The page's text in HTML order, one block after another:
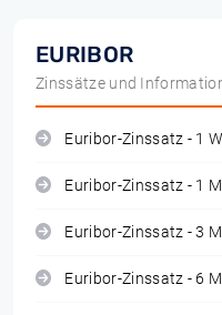
EURIBOR
Zinssätze und
Euribor-Zinssatz - 1
Euribor-Zinssatz - 1
Euribor-Zinssatz - 3
Euribor-Zinssatz - 6